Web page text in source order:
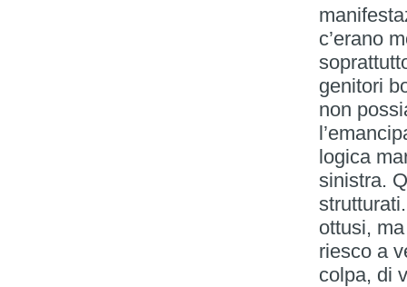
c’erano
genitori
non
logica
sinistra.
ottusi,
riesco a
colpa, di